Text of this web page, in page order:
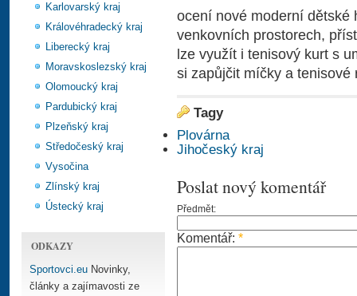
Karlovarský kraj
Královéhradecký kraj
Liberecký kraj
Moravskoslezský kraj
Olomoucký kraj
Pardubický kraj
Plzeňský kraj
Středočeský kraj
Vysočina
Zlínský kraj
Ústecký kraj
ODKAZY
Sportovci.eu Novinky,
články a zajímavosti ze
ocení nové moderní dětské
venkovních prostorech,
lze využít i tenisový kurt s
si zapůjčit míčky a tenisové
Tagy
Plovárna
Jihočeský kraj
Poslat nový komentář
Předmět:
Komentář: *